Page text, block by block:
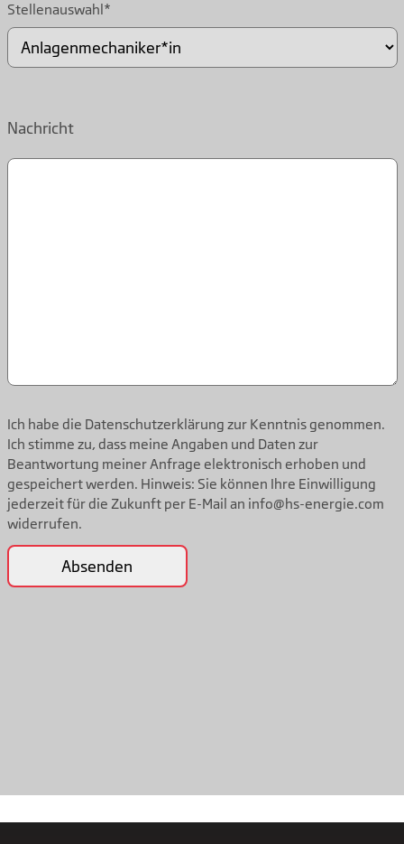
Stellenauswahl*
Nachricht
Ich habe die Datenschutzerklärung zur Kenntnis genommen.
Ich stimme zu, dass meine Angaben und Daten zur
Beantwortung meiner Anfrage elektronisch erhoben und
gespeichert werden. Hinweis: Sie können Ihre Einwilligung
jederzeit für die Zukunft per E-Mail an info@hs-energie.com
widerrufen.